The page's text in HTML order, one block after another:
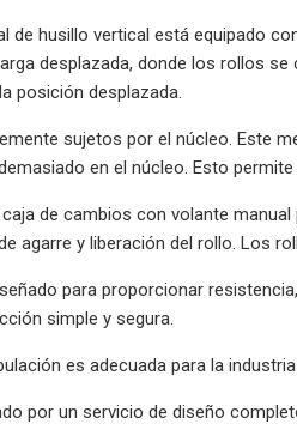
de husillo vertical está equipado
desplazada, donde los rollos
posición desplazada.
sujetos por el núcleo. Este
en el núcleo. Esto
de cambios con volante
agarre y liberación del rollo. Los
para proporcionar
simple y segura.
es adecuada para la
por un servicio de diseño